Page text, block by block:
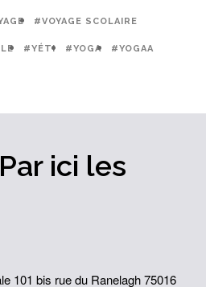
#VOYAGE SCOLAIRE
#YÉTI #YOGA #YOGAA
Par ici les
101 bis rue du Ranelagh75016